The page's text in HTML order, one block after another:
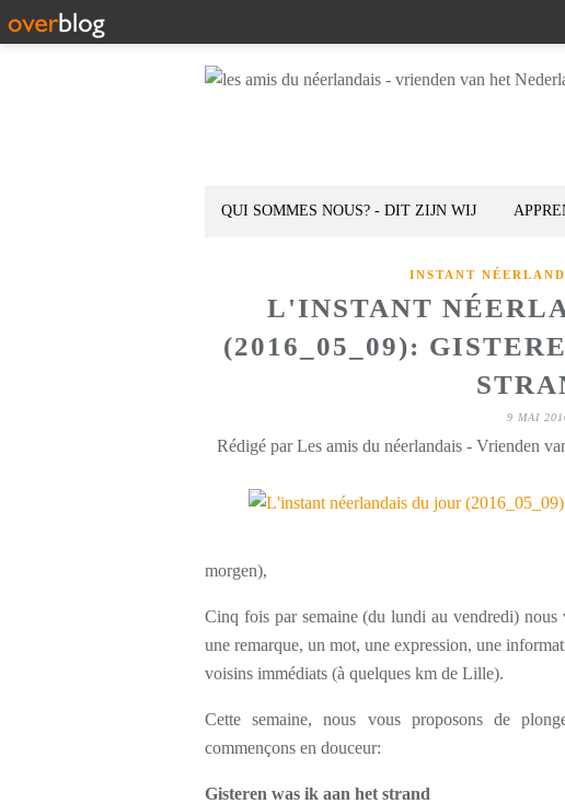
QUI SOMMES NOUS? - DIT ZIJN WIJ
INSTANT
L'INSTANT
(2016_05_09):
9 MAI
Rédigé par Les amis du néerlandais - Vrienden
morgen),
Cinq fois par semaine (du lundi au vendredi) nous
une remarque, un mot, une expression, une
voisins immédiats (à quelques km de Lille).
Cette semaine, nous vous proposons de
commençons en douceur:
Gisteren was ik aan het strand